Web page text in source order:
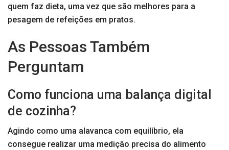
quem faz dieta, uma vez que são melhores para a
pesagem de refeições em pratos.
As Pessoas Também
Perguntam
Como funciona uma balança digital
de cozinha?
Agindo como uma alavanca com equilíbrio, ela
consegue realizar uma medição precisa do alimento